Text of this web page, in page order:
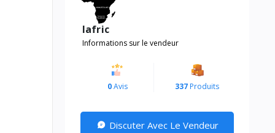
lafric
Informations sur le vendeur
0Avis 337 Produits
Discuter Avec Le Vendeur